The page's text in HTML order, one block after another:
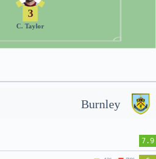
3
C. Taylor
Burnley
7.9